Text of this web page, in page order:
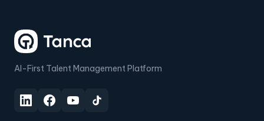
AI-First Talent Management Platform